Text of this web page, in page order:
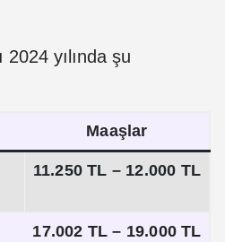
yılında şu
Maaşlar
11.250 TL – 12.000 TL
17.002 TL – 19.000 TL